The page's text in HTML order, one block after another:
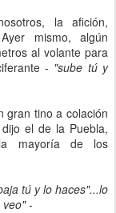
la afición,
mismo, algún
al volante para
- "sube tú y
gran tino a colación
el de la Puebla,
mayoría de los
tú y lo haces"...lo
-